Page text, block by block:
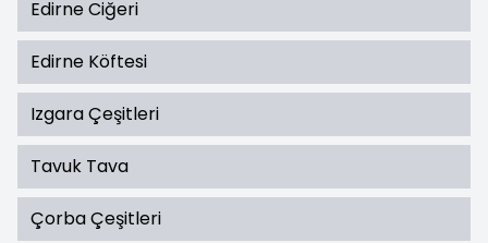
Edirne Ciğeri
Edirne Köftesi
Izgara Çeşitleri
Tavuk Tava
Çorba Çeşitleri